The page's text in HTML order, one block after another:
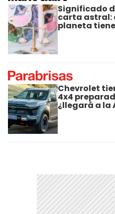
Significado
carta astral:
planeta
Chevrolet
4x4
¿llegará a la